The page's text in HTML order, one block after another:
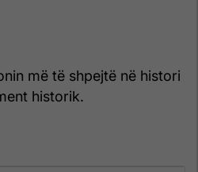
më të shpejtë në histori
historik.